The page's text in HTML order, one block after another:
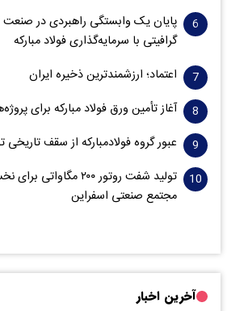
پایان یک وابستگی راهبردی در صنعت
گرافیتی با سرمایه‌گذاری فولاد مبارکه
اعتماد؛ ارزشمندترین ذخیره ایران
آغاز تأمین ورق فولاد مبارکه برای
عبور گروه فولادمبارکه از سقف تاریخی
تولید شفت روتور ۲۰۰
مجتمع صنعتی اسفراین
آخرین اخبار